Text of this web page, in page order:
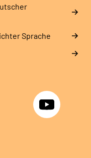
Sprache
YouTube